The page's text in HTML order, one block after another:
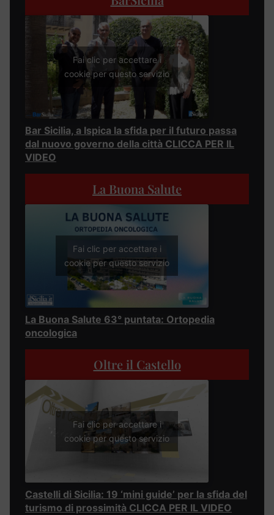
Fai clic per accettare i
cookie per questo servizio
Bar Sicilia, a Ispica la sfida per il futuro passa
dal nuovo governo della città CLICCA PER IL
VIDEO
La Buona Salute
Fai clic per accettare i
cookie per questo servizio
La Buona Salute 63° puntata: Ortopedia
oncologica
Oltre il Castello
Fai clic per accettare i
cookie per questo servizio
Castelli di Sicilia: 19 ‘mini guide’ per la sfida del
turismo di prossimità CLICCA PER IL VIDEO